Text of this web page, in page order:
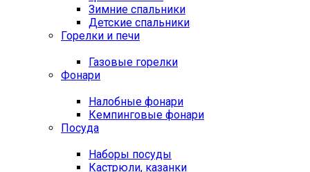
Зимние спальники
Детские спальники
Горелки и печи
Газовые горелки
Фонари
Налобные фонари
Кемпинговые фонари
Посуда
Наборы посуды
Кастрюли, казанки